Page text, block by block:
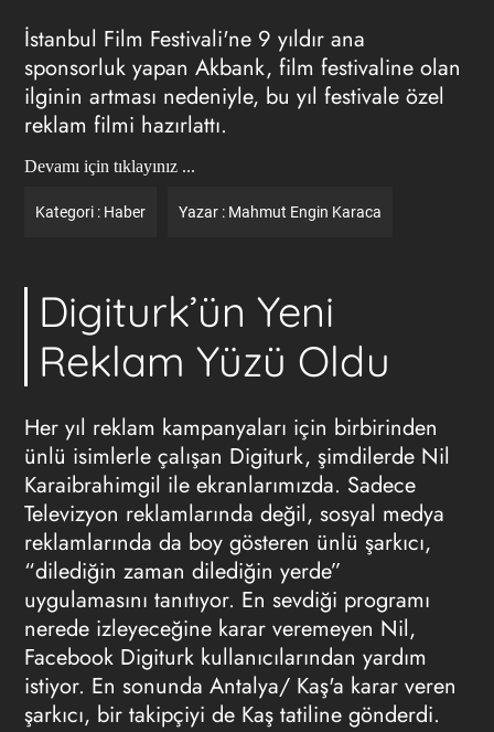
İstanbul Film Festivali'ne 9 yıldır ana
sponsorluk yapan Akbank, film festivaline olan
ilginin artması nedeniyle, bu yıl festivale özel
reklam filmi hazırlattı.
Devamı için tıklayınız ...
Kategori : Haber Yazar : Mahmut Engin Karaca
Digiturk’ün Yeni
Reklam Yüzü Oldu
Her yıl reklam kampanyaları için birbirinden
ünlü isimlerle çalışan Digiturk, şimdilerde Nil
Karaibrahimgil ile ekranlarımızda. Sadece
Televizyon reklamlarında değil, sosyal medya
reklamlarında da boy gösteren ünlü şarkıcı,
“dilediğin zaman dilediğin yerde”
uygulamasını tanıtıyor. En sevdiği programı
nerede izleyeceğine karar veremeyen Nil,
Facebook Digiturk kullanıcılarından yardım
istiyor. En sonunda Antalya/ Kaş'a karar veren
şarkıcı, bir takipçiyi de Kaş tatiline gönderdi.